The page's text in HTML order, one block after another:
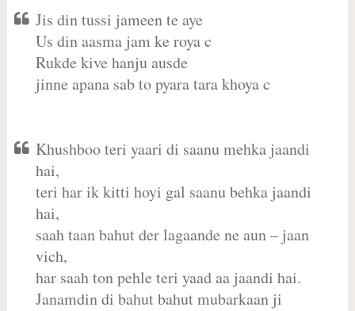
Jis din tussi jameen te aye
Us din aasma jam ke roya c
Rukde kive hanju ausde
jinne apana sab to pyara tara khoya c
Khushboo teri yaari di saanu mehka jaandi
hai,
teri har ik kitti hoyi gal saanu behka jaandi
hai,
saah taan bahut der lagaande ne aun – jaan
vich,
har saah ton pehle teri yaad aa jaandi hai.
Janamdin di bahut bahut mubarkaan ji